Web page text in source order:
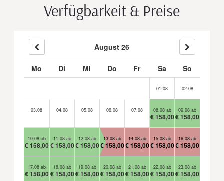
Verfügbarkeit & Preise
August 26
Mo Di Mi Do Fr Sa So
01.08 02.08
03.08 04.08 05.08 06.08 07.08 08.08 ab
€ 158,00
09.08 ab
€ 158,00
10.08 ab
€ 158,00
11.08 ab
€ 158,00
12.08 ab
€ 158,00
13.08 ab
€ 158,00
14.08 ab
€ 158,00
15.08 ab
€ 158,00
16.08 ab
€ 158,00
17.08 ab
€ 158,00
18.08 ab
€ 158,00
19.08 ab
€ 158,00
20.08 ab
€ 158,00
21.08 ab
€ 158,00
22.08 ab
€ 158,00
23.08 ab
€ 158,00